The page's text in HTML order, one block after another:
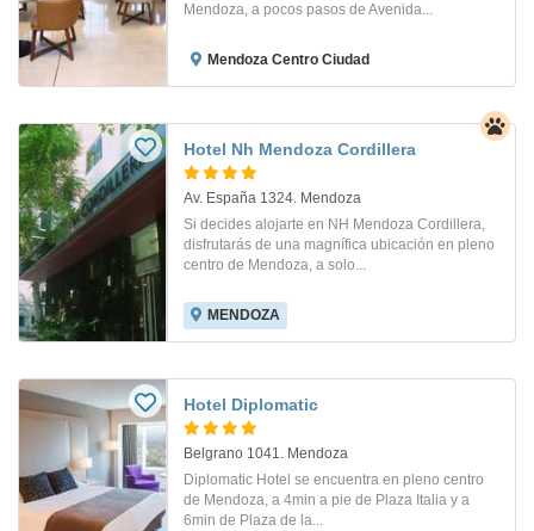
Mendoza, a pocos pasos de Avenida...
Mendoza Centro Ciudad
Hotel Nh Mendoza Cordillera
Av. España 1324. Mendoza
Si decides alojarte en NH Mendoza Cordillera,
disfrutarás de una magnífica ubicación en pleno
centro de Mendoza, a solo...
MENDOZA
Hotel Diplomatic
Belgrano 1041. Mendoza
Diplomatic Hotel se encuentra en pleno centro
de Mendoza, a 4min a pie de Plaza Italia y a
6min de Plaza de la...